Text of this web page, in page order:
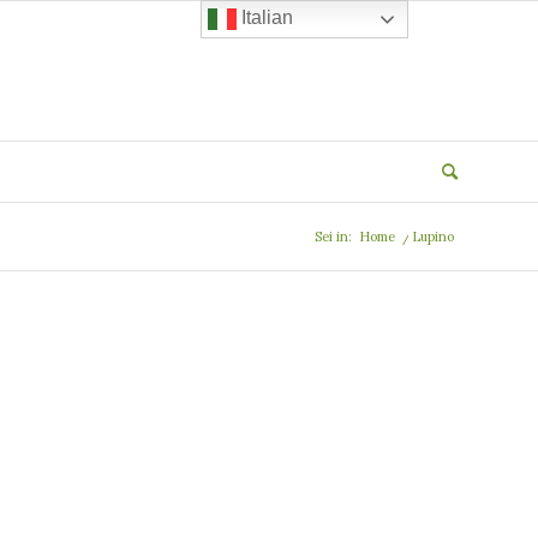
Sei in: Home / Lupino
Italian